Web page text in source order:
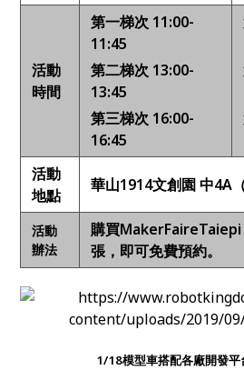
活動
時間
第一梯次 11:00-
11:45
第二梯次 13:00-
13:45
第三梯次 16:00-
16:45
活動
地點
華山1914文創園 中4A
活動
辦法
購買MakerFaireTaiepi
張，即可免費預約。
1/18模型車搭配各廠開發